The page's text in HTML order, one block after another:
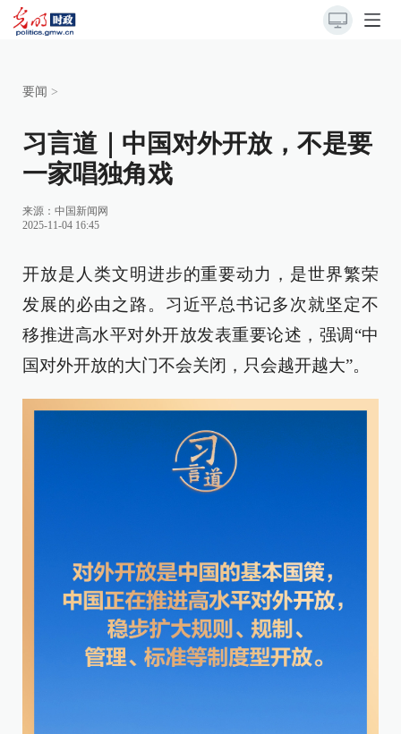
要闻 >
习言道｜中国对外开放，不是要
一家唱独角戏
来源： 中国新闻网
2025-11-04 16:45
开放是人类文明进步的重要动力，是世界繁荣
发展的必由之路。习近平总书记多次就坚定不
移推进高水平对外开放发表重要论述，强调“中
国对外开放的大门不会关闭，只会越开越大”。